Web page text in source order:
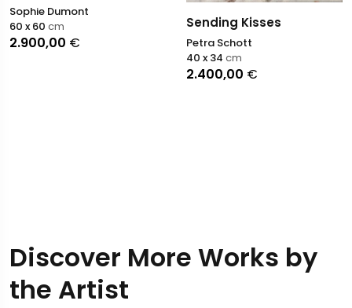
Sophie Dumont
2.900,00 €
60 x 60 cm Sending Kisses
Petra Schott
2.400,00 €
40 x 34 cm
Discover More Works by
the Artist